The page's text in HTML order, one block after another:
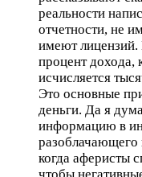
реальности
отчетности, не
имеют
процент дохода,
исчисляется
Это основные
деньги. Да я
информацию в
разоблачающего
когда аферисты